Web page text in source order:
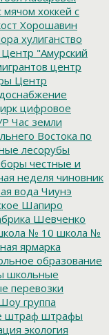
мячом хоккей с
Хорошавин
хулиганство
Центр "Амурский
центр
Центр
цифровое
Час земли
Востока по
лесорубы
честные и
неделя чиновник
вода Чиунэ
Шапиро
Шевченко
№ 10 школа №
ярмарка
образование
школьные
перевозки
группа
штраф штрафы
экология